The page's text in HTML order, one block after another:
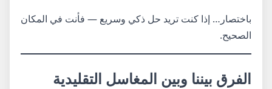
باختصار… إذا كنت تريد حل ذكي وسريع — فأنت في المكان
الصحيح.
الفرق بيننا وبين المغاسل التقليدية